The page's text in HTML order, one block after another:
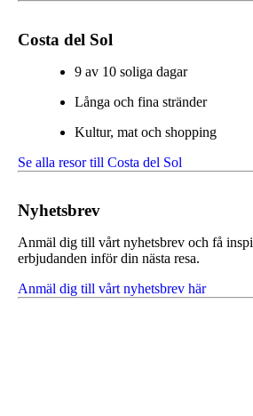
Costa del Sol
9 av 10 soliga dagar
Långa och fina stränder
Kultur, mat och shopping
Se alla resor till Costa del Sol
Nyhetsbrev
Anmäl dig till vårt nyhetsbrev och få
erbjudanden inför din nästa resa.
Anmäl dig till vårt nyhetsbrev här